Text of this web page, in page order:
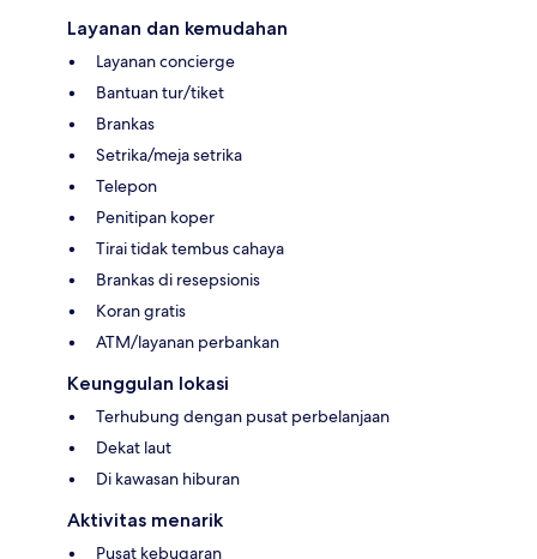
Layanan dan kemudahan
Layanan concierge
Bantuan tur/tiket
Brankas
Setrika/meja setrika
Telepon
Penitipan koper
Tirai tidak tembus cahaya
Brankas di resepsionis
Koran gratis
ATM/layanan perbankan
Keunggulan lokasi
Terhubung dengan pusat perbelanjaan
Dekat laut
Di kawasan hiburan
Aktivitas menarik
Pusat kebugaran